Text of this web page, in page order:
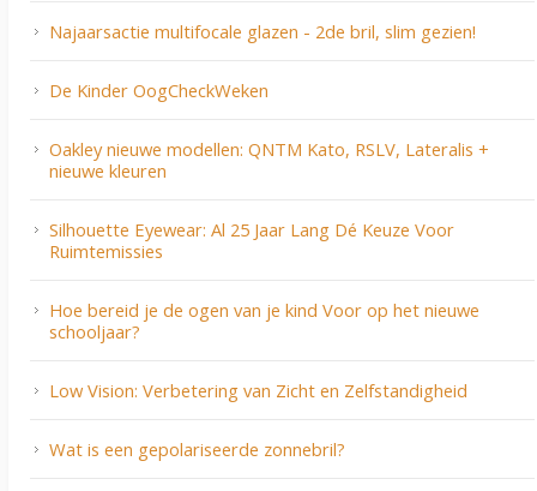
Najaarsactie multifocale glazen - 2de bril, slim gezien!
De Kinder OogCheckWeken
Oakley nieuwe modellen: QNTM Kato, RSLV, Lateralis +
nieuwe kleuren
Silhouette Eyewear: Al 25 Jaar Lang Dé Keuze Voor
Ruimtemissies
Hoe bereid je de ogen van je kind Voor op het nieuwe
schooljaar?
Low Vision: Verbetering van Zicht en Zelfstandigheid
Wat is een gepolariseerde zonnebril?